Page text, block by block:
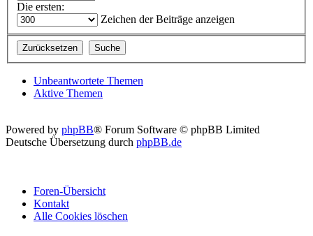
Die ersten:
Zeichen der Beiträge anzeigen
Unbeantwortete Themen
Aktive Themen
Powered by phpBB® Forum Software © phpBB Limited
Deutsche Übersetzung durch phpBB.de
Foren-Übersicht
Kontakt
Alle Cookies löschen